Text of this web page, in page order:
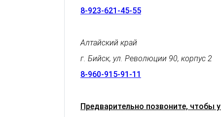
8-923-621-45-55
Алтайский край
г. Бийск, ул. Революции 90, корпус 2
8-960-915-91-11
Предварительно позвоните, чтобы